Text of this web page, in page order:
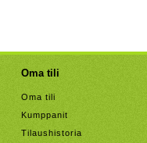
Oma tili
Oma tili
Kumppanit
Tilaushistoria